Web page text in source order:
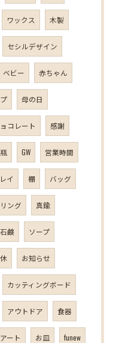
ワックス 木製
セシルデザイン
ベビー 赤ちゃん
母の日
コレート 感謝
GW 営業時間
イ 棚 バッグ
ング 真鍮
石鹸 ソープ
お知らせ
カッティングボード
アウトドア 食器
ート お皿 funew